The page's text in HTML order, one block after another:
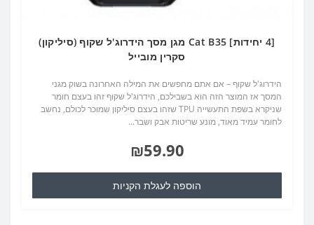
[4 יחידות] Cat B35 מגן מסך הידרוג'ל שקוף (סיליקון)
סקרין מובייל
הידרוג'ל שקוף – אם אתם מחפשים את המילה האחרונה בשוק מגני
המסך אז המוצר הזה הוא בשבילכם, הידרוג'ל שקוף זהו בעצם חומר
שניקרא בשפת התעשייה TPU שזהו בעצם סיליקון שמוכר לכולם, נחשב
לחומר עמיד מאוד, מונע שריטות אבק ושבר...
₪59.90
הוספה לעגלת הקניות